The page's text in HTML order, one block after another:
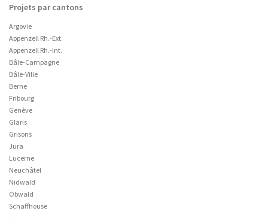
Projets par cantons
Argovie
Appenzell Rh.-Ext.
Appenzell Rh.-Int.
Bâle-Campagne
Bâle-Ville
Berne
Fribourg
Genève
Glaris
Grisons
Jura
Lucerne
Neuchâtel
Nidwald
Obwald
Schaffhouse